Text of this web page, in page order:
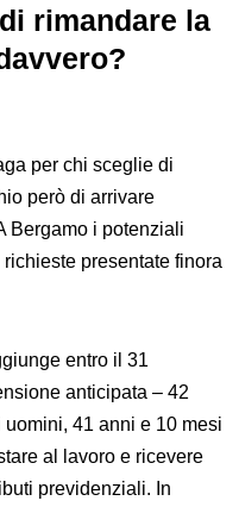
rimandare la
per chi sceglie di
però di arrivare
Bergamo i potenziali
presentate finora
entro il 31
anticipata – 42
41 anni e 10 mesi
al lavoro e ricevere
previdenziali. In